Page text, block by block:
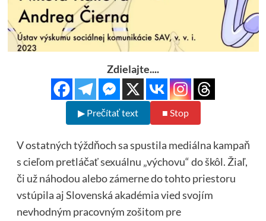
Zdielajte....
▶ Prečítať text ■ Stop
V ostatných týždňoch sa spustila mediálna kampaň
s cieľom pretláčať sexuálnu „výchovu“ do škôl. Žiaľ,
či už náhodou alebo zámerne do tohto priestoru
vstúpila aj Slovenská akadémia vied svojím
nevhodným pracovným zošitom pre